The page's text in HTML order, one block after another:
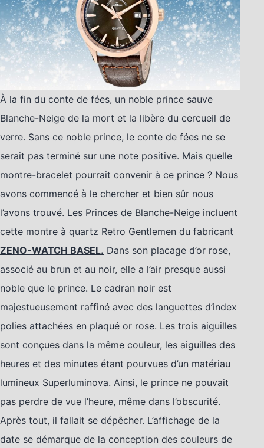
À la fin du conte de fées, un noble prince sauve
Blanche-Neige de la mort et la libère du cercueil de
verre. Sans ce noble prince, le conte de fées ne se
serait pas terminé sur une note positive. Mais quelle
montre-bracelet pourrait convenir à ce prince ? Nous
avons commencé à le chercher et bien sûr nous
l’avons trouvé. Les Princes de Blanche-Neige incluent
cette montre à quartz Retro Gentlemen du fabricant
ZENO-WATCH BASEL. Dans son placage d’or rose,
associé au brun et au noir, elle a l’air presque aussi
noble que le prince. Le cadran noir est
majestueusement raffiné avec des languettes d’index
polies attachées en plaqué or rose. Les trois aiguilles
sont conçues dans la même couleur, les aiguilles des
heures et des minutes étant pourvues d’un matériau
lumineux Superluminova. Ainsi, le prince ne pouvait
pas perdre de vue l’heure, même dans l’obscurité.
Après tout, il fallait se dépêcher. L’affichage de la
date se démarque de la conception des couleurs de